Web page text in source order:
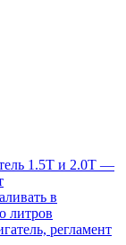
1.5T и 2.0T —
в
литров
регламент